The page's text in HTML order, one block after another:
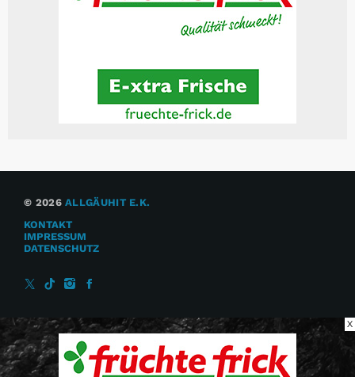
© 2026ALLGÄUHIT E.K.
KONTAKT
IMPRESSUM
DATENSCHUTZ
X